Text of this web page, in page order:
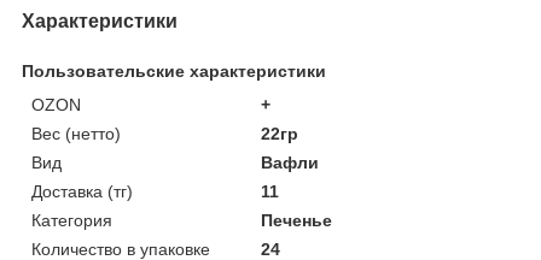
Характеристики
Пользовательские характеристики
OZON
+
Вес (нетто)
22гр
Вид
Вафли
Доставка (тг)
11
Категория
Печенье
Количество в упаковке
24